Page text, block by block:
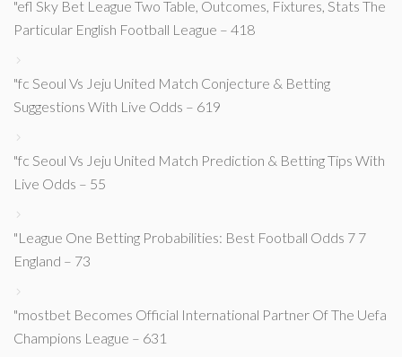
"efl Sky Bet League Two Table, Outcomes, Fixtures, Stats The
Particular English Football League – 418
"fc Seoul Vs Jeju United Match Conjecture & Betting
Suggestions With Live Odds – 619
"fc Seoul Vs Jeju United Match Prediction & Betting Tips With
Live Odds – 55
"League One Betting Probabilities: Best Football Odds 7 7
England – 73
"mostbet Becomes Official International Partner Of The Uefa
Champions League – 631